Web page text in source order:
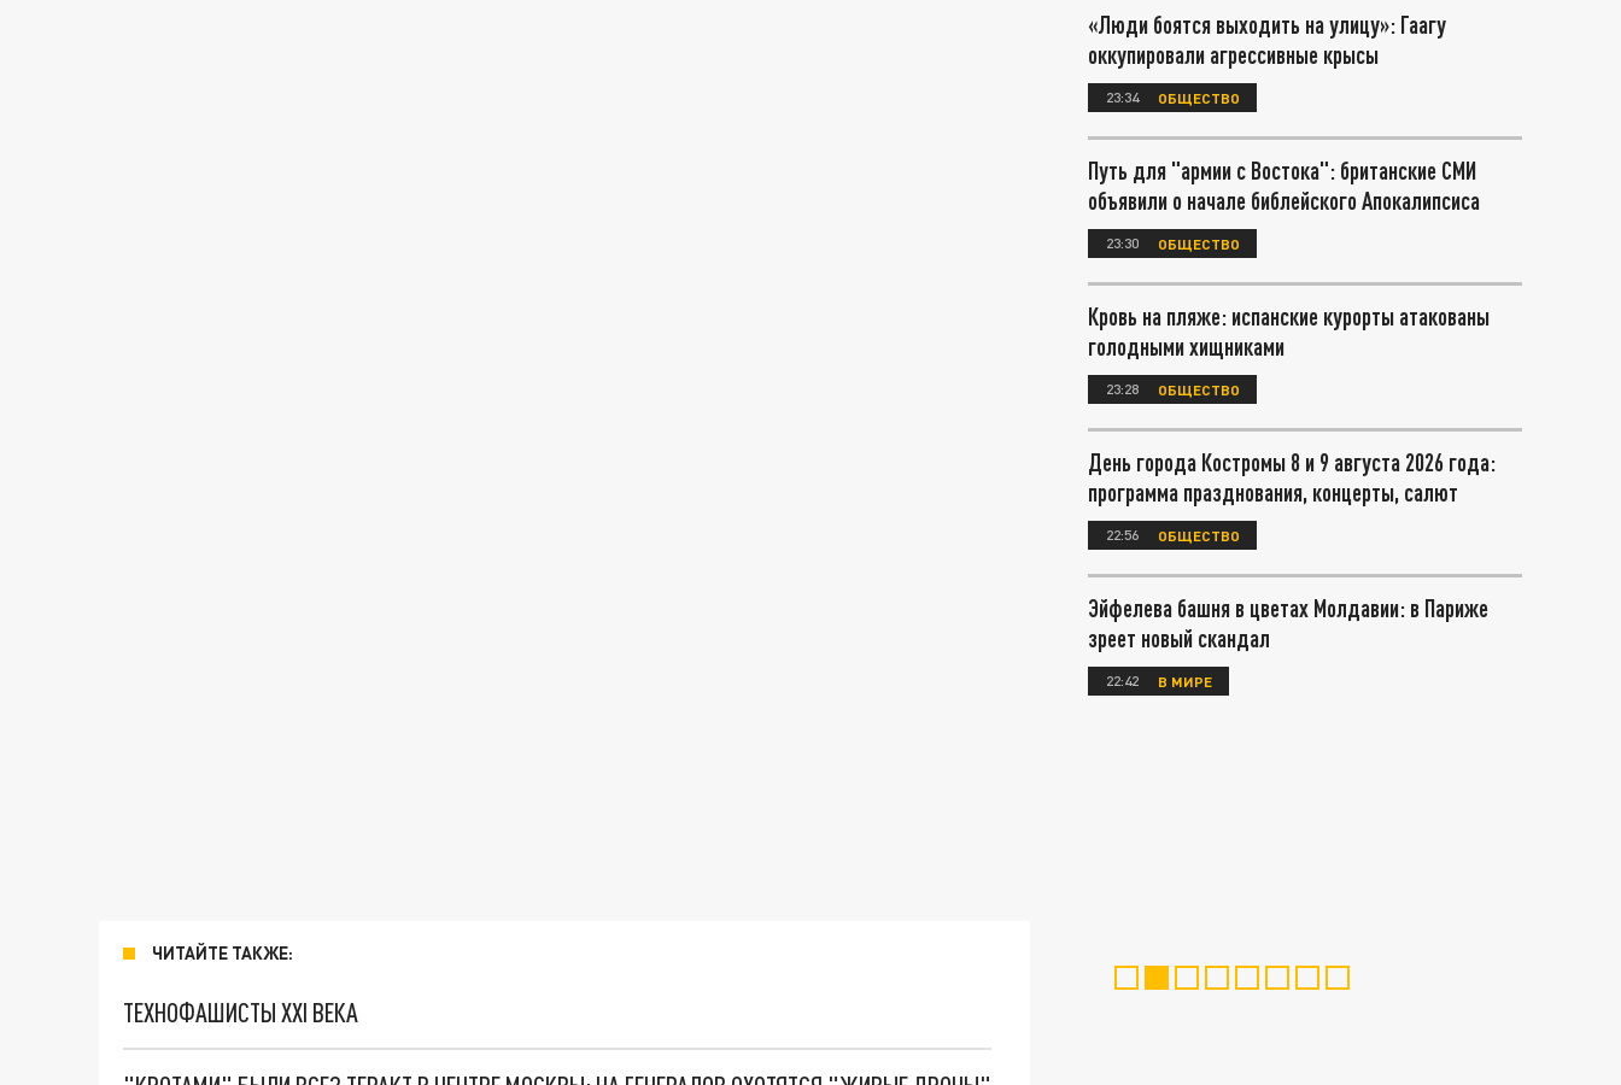
ЧИТАЙТЕ ТАКЖЕ:
ТЕХНОФАШИСТЫ XXI ВЕКА
«Люди боятся выходить на улицу»: Гаагу
оккупировали агрессивные крысы
23:34 ОБЩЕСТВО
Путь для "армии с Востока": британские СМИ
объявили о начале библейского Апокалипсиса
23:30 ОБЩЕСТВО
Кровь на пляже: испанские курорты атакованы
голодными хищниками
23:28 ОБЩЕСТВО
День города Костромы 8 и 9 августа 2026 года:
программа празднования, концерты, салют
22:56 ОБЩЕСТВО
Эйфелева башня в цветах Молдавии: в Париже
зреет новый скандал
22:42 В МИРЕ